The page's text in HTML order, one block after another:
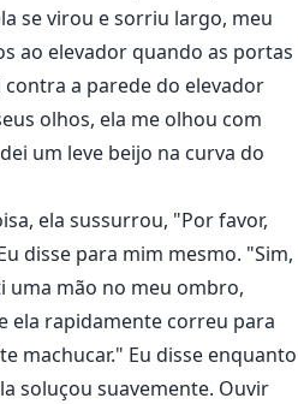
se virou e sorriu largo, meu
ao elevador quando as portas
a parede do elevador
olhos, ela me olhou com
um leve beijo na curva do
ela sussurrou, "Por favor,
disse para mim mesmo. "Sim,
uma mão no meu ombro,
ela rapidamente correu para
machucar." Eu disse enquanto
soluçou suavemente. Ouvir